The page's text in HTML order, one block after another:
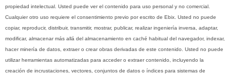
propiedad intelectual. Usted puede ver el contenido para uso personal y no comercial.
Cualquier otro uso requiere el consentimiento previo por escrito de Ebix. Usted no puede
copiar, reproducir, distribuir, transmitir, mostrar, publicar, realizar ingeniería inversa, adaptar,
modificar, almacenar más allá del almacenamiento en caché habitual del navegador, indexar,
hacer minería de datos, extraer o crear obras derivadas de este contenido. Usted no puede
utilizar herramientas automatizadas para acceder o extraer contenido, incluyendo la
creación de incrustaciones, vectores, conjuntos de datos o índices para sistemas de